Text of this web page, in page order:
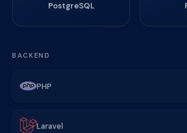
PostgreSQL
BACKEND
PHP
Laravel